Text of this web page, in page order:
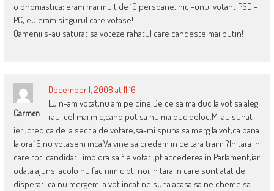
o onomastica; eram mai mult de 10 persoane, nici-unul votant PSD –
PC; eu eram singurul care votase!
Oamenii s-au saturat sa voteze rahatul care candeste mai putin!
Carmen
December 1, 2008 at 11:16
Eu n-am votat,nu am pe cine.De ce sa ma duc la vot sa aleg
raul cel mai mic,cand pot sa nu ma duc deloc.M-au sunat
ieri,cred ca de la sectia de votare,sa-mi spuna sa merg la vot,ca pana
la ora 16,nu votasem inca.Va vine sa credem in ce tara traim ?In tara in
care toti candidatii implora sa fie votati,pt.accederea in Parlament,iar
odata ajunsi acolo nu fac nimic pt. noi.In tara in care sunt atat de
disperati ca nu mergem la vot incat ne suna acasa sa ne cheme sa